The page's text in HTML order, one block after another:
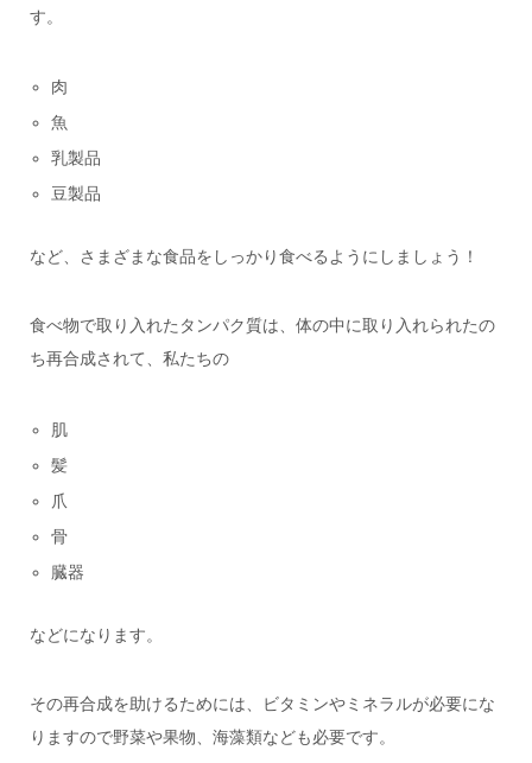
す。
肉
魚
乳製品
豆製品
など、さまざまな食品をしっかり食べるようにしましょう！
食べ物で取り入れたタンパク質は、体の中に取り入れられたの
ち再合成されて、私たちの
肌
髪
爪
骨
臓器
などになります。
その再合成を助けるためには、ビタミンやミネラルが必要にな
りますので野菜や果物、海藻類なども必要です。